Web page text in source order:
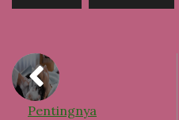
Pentingnya